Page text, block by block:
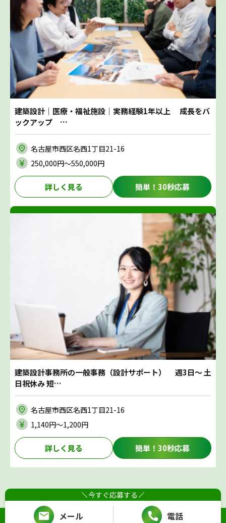
今すぐ応募する
メール 電話
建築設計｜医療・福祉施設｜実務経験1年以上 成長をバ
ックアップ …
名古屋市西区名西1丁目21-16
250,000円〜550,000円
詳しく見る 簡単！30秒応募
建築設計事務所の一般事務（設計サポート） 週3日～ 土
日祝休み 短…
名古屋市西区名西1丁目21-16
1,140円〜1,200円
詳しく見る 簡単！30秒応募